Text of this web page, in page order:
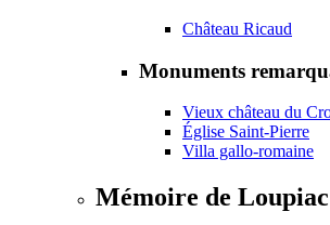
Château Ricaud
Monuments
Vieux château du
Église Saint-Pierre
Villa gallo-romaine
Mémoire de Loupiac